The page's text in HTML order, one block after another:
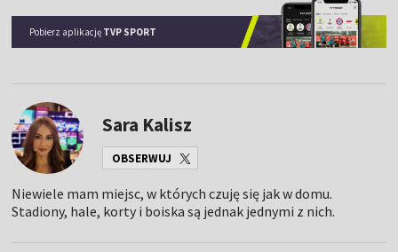
Pobierz aplikację TVP SPORT
Sara Kalisz
OBSERWUJ
Niewiele mam miejsc, w których czuję się jak w domu.
Stadiony, hale, korty i boiska są jednak jednymi z nich.